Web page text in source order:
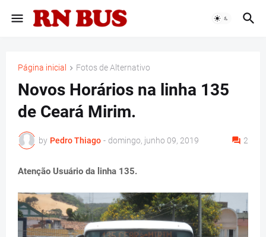
Página inicial Fotos de Alternativo
Novos Horários na linha 135
de Ceará Mirim.
by Pedro Thiago - domingo, junho 09, 2019 2
Atenção Usuário da linha 135.